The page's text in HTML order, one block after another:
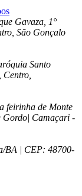
Gavaza, 1°
São Gonçalo
Santo
feirinha de Monte
Gordo| Camaçari -
BA | CEP: 48700-